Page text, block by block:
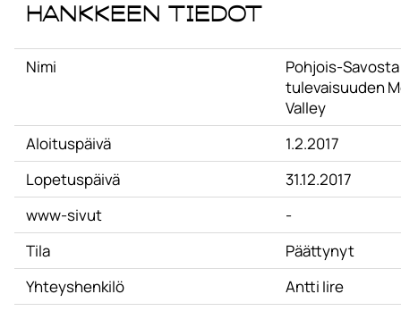
Hankkeen tiedot
Nimi
Pohjois-Savosta
tulevaisuuden
Valley
Aloituspäivä
1.2.2017
Lopetuspäivä
31.12.2017
www-sivut
-
Tila
Päättynyt
Yhteyshenkilö
Antti Iire